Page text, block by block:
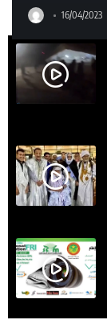
16/04/2023